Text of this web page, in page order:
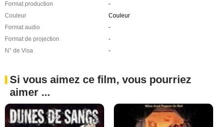
Format production
-
Couleur
Couleur
Format audio
-
Format de projection
-
N° de Visa
-
Si vous aimez ce film, vous pourriez
aimer ...